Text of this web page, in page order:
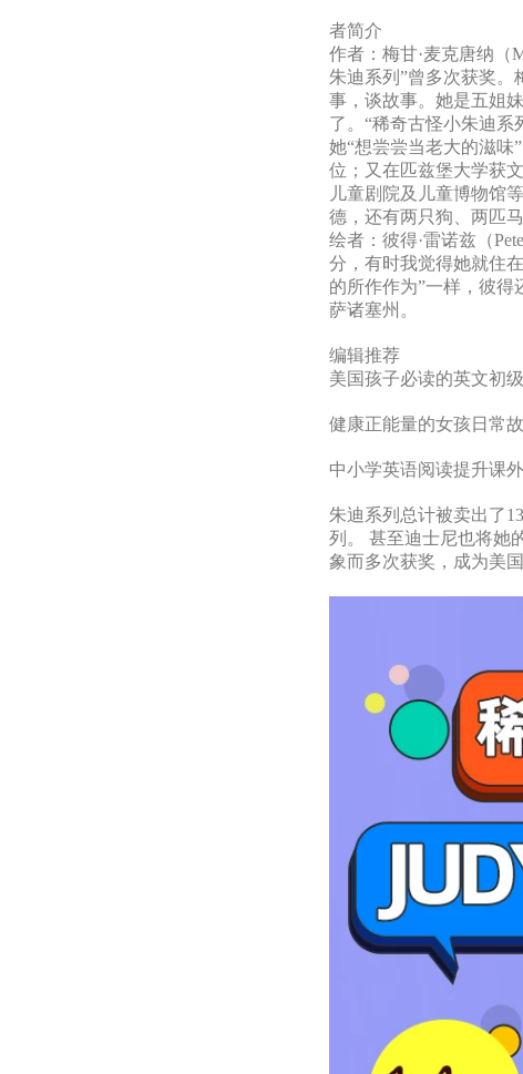
者简介
作者：梅甘·麦克唐纳（
朱迪系列”曾多次获奖
事，谈故事。她是五姐
了。“稀奇古怪小朱迪
她“想尝尝当老大的滋味
位；又在匹兹堡大学获
儿童剧院及儿童博物馆
德，还有两只狗、两匹
绘者：彼得·雷诺兹（
分，有时我觉得她就住
的所作作为”一样，彼得
萨诸塞州。
编辑推荐
美国孩子必读的英文初
健康正能量的女孩日常
中小学英语阅读提升课
朱迪系列总计被卖出了
列。 甚至迪士尼也将她
象而多次获奖，成为美